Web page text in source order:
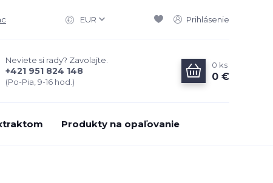
EUR Prihlásenie
Neviete si rady? Zavolajte.
+421 951 824 148
(Po-Pia, 9-16 hod.)
0 ks
0 €
Produkty na opaľovanie